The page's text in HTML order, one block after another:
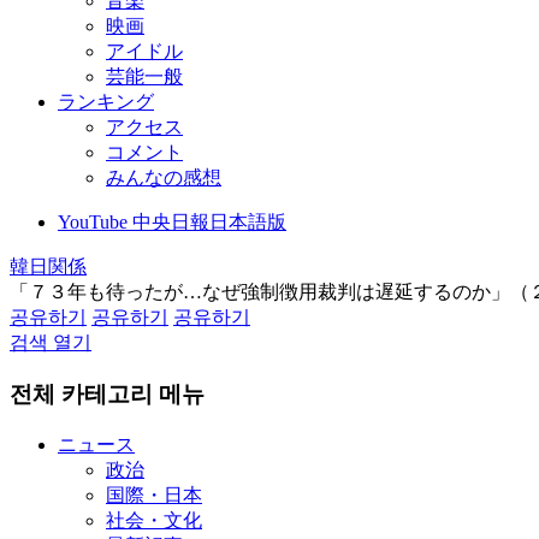
映画
アイドル
芸能一般
ランキング
アクセス
コメント
みんなの感想
YouTube 中央日報日本語版
韓日関係
「７３年も待ったが…なぜ強制徴用裁判は遅延するのか」（
공유하기
공유하기
공유하기
검색 열기
전체 카테고리 메뉴
ニュース
政治
国際・日本
社会・文化